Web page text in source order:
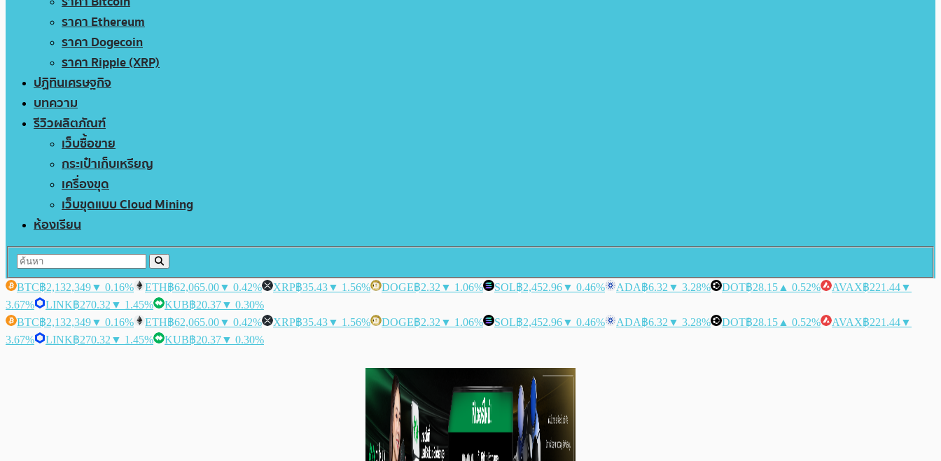
ราคา Ethereum
ราคา Dogecoin
ราคา Ripple (XRP)
ปฏิทินเศรษฐกิจ
บทความ
รีวิวผลิตภัณฑ์
เว็บซื้อขาย
กระเป๋าเก็บเหรียญ
เครื่องขุด
เว็บขุดแบบ Cloud Mining
ห้องเรียน
BTC฿2,132,349▼ 0.16% ETH฿62,065.00▼ 0.42% XRP฿35.43▼ 1.56% DOGE฿2.32 ▼ 1.06% SOL฿2,452.96▼ 0.46% ADA฿6.32 ▼ 3.28% DOT฿28.15 ▲ 0.52% AVAX฿221.44▼
3.67%
LINK฿270.32 ▼ 1.45% KUB฿20.37▼ 0.30%
BTC฿2,132,349▼ 0.16% ETH฿62,065.00▼ 0.42% XRP฿35.43▼ 1.56% DOGE฿2.32 ▼ 1.06% SOL฿2,452.96▼ 0.46% ADA฿6.32 ▼ 3.28% DOT฿28.15 ▲ 0.52% AVAX฿221.44▼
3.67%
LINK฿270.32 ▼ 1.45% KUB฿20.37▼ 0.30%